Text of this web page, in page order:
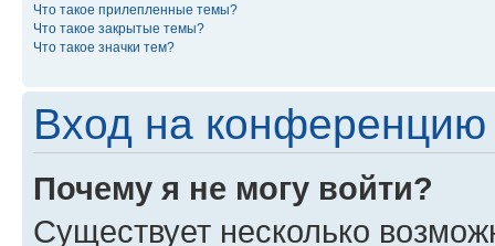
Что такое прилепленные темы?
Что такое закрытые темы?
Что такое значки тем?
Вход на конференцию
Почему я не могу войти?
Существует несколько